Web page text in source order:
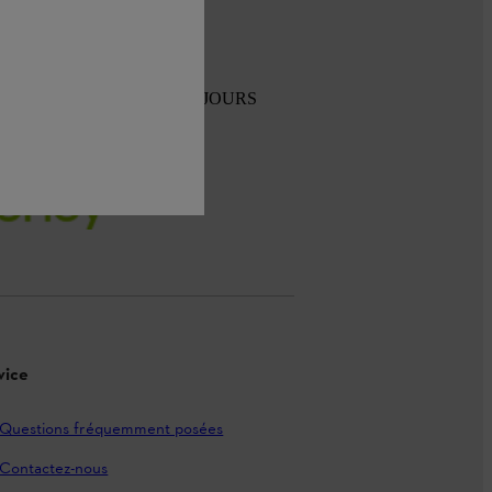
GRATUIT SOUS 30 JOURS
Questions fréquemment posées
Contactez-nous